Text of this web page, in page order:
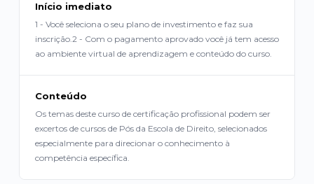
Início imediato
1 - Você seleciona o seu plano de investimento e faz sua
inscrição.2 - Com o pagamento aprovado você já tem acesso
ao ambiente virtual de aprendizagem e conteúdo do curso.
Conteúdo
Os temas deste curso de certificação profissional podem ser
excertos de cursos de Pós da Escola de Direito, selecionados
especialmente para direcionar o conhecimento à
competência específica.